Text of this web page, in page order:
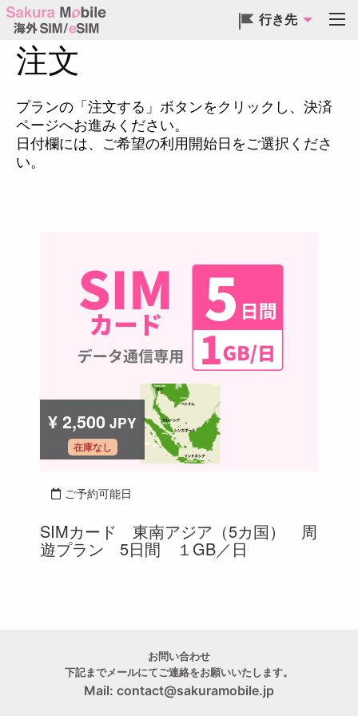
行き先
注文
プランの「注文する」ボタンをクリックし、決済
ページへお進みください。
日付欄には、ご希望の利用開始日をご選択くださ
い。
お問い合わせ
下記までメールにてご連絡をお願いいたします。
Mail: contact@sakuramobile.jp